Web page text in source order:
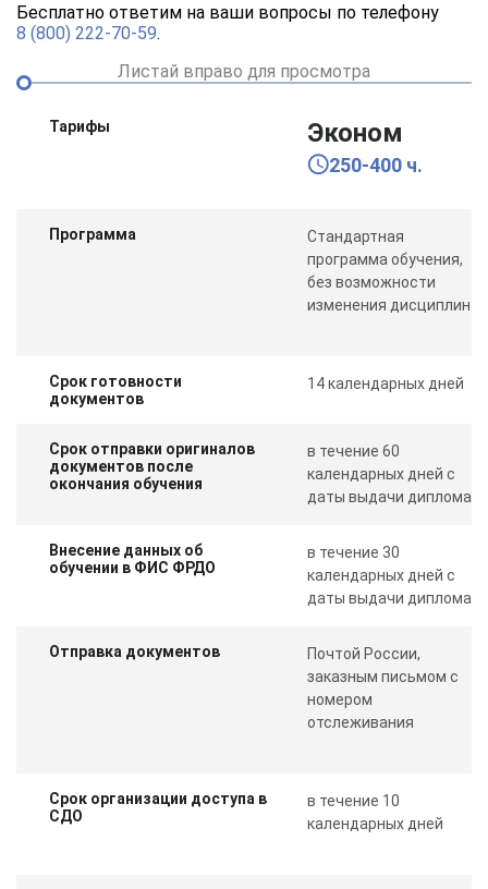
Бесплатно ответим на ваши вопросы по телефону
8 (800) 222-70-59.
Листай вправо для просмотра
Тарифы Эконом
250-400 ч.
Программа
Стандартная
программа обучения,
без возможности
изменения дисциплин
Срок готовности
документов
14 календарных дней
Срок отправки оригиналов
документов после
окончания обучения
в течение 60
календарных дней с
даты выдачи диплома
Внесение данных об
обучении в ФИС ФРДО
в течение 30
календарных дней с
даты выдачи диплома
Отправка документов
Почтой России,
заказным письмом с
номером
отслеживания
Срок организации доступа в
СДО
в течение 10
календарных дней